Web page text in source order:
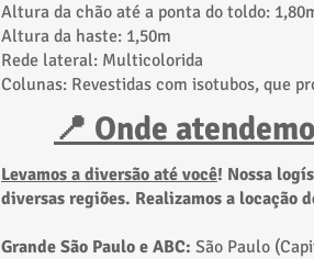
Altura da chão até a ponta do toldo:
Altura da haste: 1,50m
Rede lateral: Multicolorida
Colunas: Revestidas com isotubos, que
📍 Onde
Levamos a diversão até você! Nossa
diversas regiões. Realizamos a locação
Grande São Paulo e ABC: São Paulo